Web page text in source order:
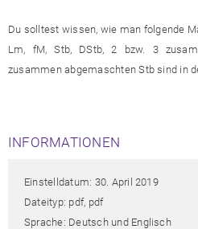
Du solltest wissen, wie man folgende
Lm, fM, Stb, DStb, 2 bzw. 3
zusammen abgemaschten Stb sind in
INFORMATIONEN
Einstelldatum: 30. April 2019
Dateityp: pdf, pdf
Sprache: Deutsch und Englisch